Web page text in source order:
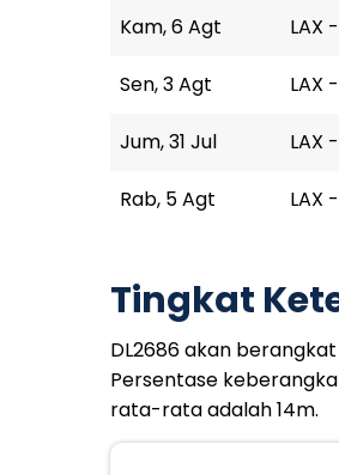
Kam, 6 Agt
LAX
Sen, 3 Agt
LAX
Jum, 31 Jul
LAX
Rab, 5 Agt
LAX
Tingkat
DL2686 akan
Persentase
rata-rata adalah 14m.